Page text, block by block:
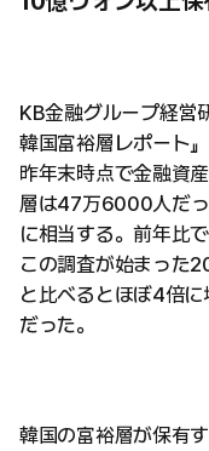
KB金融グループ経営
韓国富裕層レポート』
昨年末時点で金融資
層は47万6000人だ
に相当する。前年比
この調査が始まった
と比べるとほぼ4倍
だった。
韓国の富裕層が保有